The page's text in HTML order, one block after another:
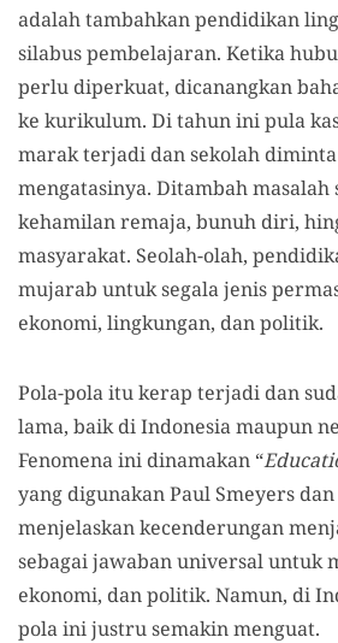
adalah tambahkan pendidikan
silabus pembelajaran. Ketika
perlu diperkuat, dicanangkan
ke kurikulum. Di tahun ini pula
marak terjadi dan sekolah
mengatasinya. Ditambah masalah
kehamilan remaja, bunuh diri,
masyarakat. Seolah-olah,
mujarab untuk segala jenis
ekonomi, lingkungan, dan politik.
Pola-pola itu kerap terjadi dan
lama, baik di Indonesia maupun
Fenomena ini dinamakan “
yang digunakan Paul Smeyers
menjelaskan kecenderungan
sebagai jawaban universal untuk
ekonomi, dan politik. Namun, di
pola ini justru semakin menguat.